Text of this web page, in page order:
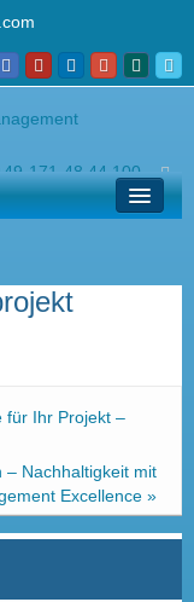
171-48 44 100
sanierer.de
für Ihr Projekt –
– Nachhaltigkeit mit
Excellence »